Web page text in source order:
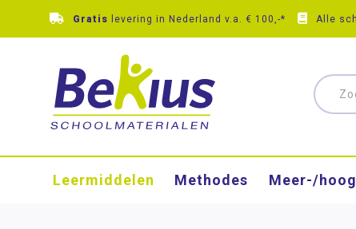
Gratis levering in Nederland v.a. € 100,-* Alle
Leermiddelen Methodes Meer-/